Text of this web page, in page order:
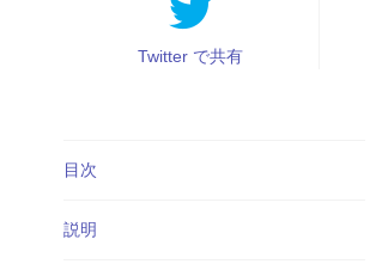
Twitter で共有
目次
説明